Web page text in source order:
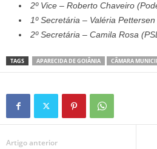
2º Vice – Roberto Chaveiro
1º Secretária – Valéria
2º Secretária – Camila Rosa
TAGS APARECIDA DE GOIÂNIA CÂMARA
Artigo anterior